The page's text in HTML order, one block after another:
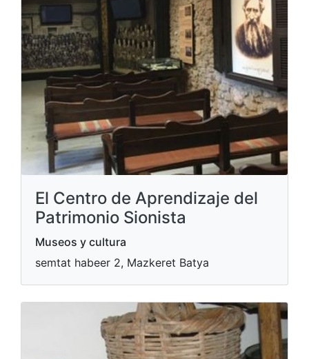
El Centro de Aprendizaje del
Patrimonio Sionista
Museos y cultura
semtat habeer 2, Mazkeret Batya